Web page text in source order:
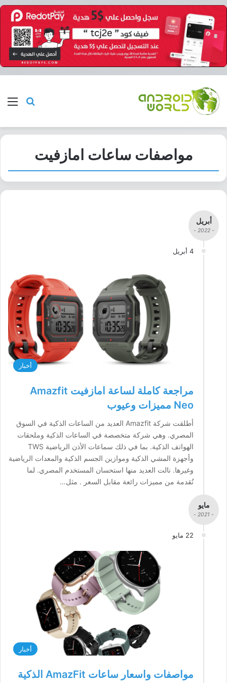
بحث
مواصفات ساعات امازفيت
أبريل
- 2022 -
4 أبريل
أخبار
مراجعة كاملة لساعة امازفيت Amazfit
Neo مميزات وعيوب
أطلقت شركة Amazfit العديد من الساعات الذكية في السوق
المصري. وهي شركة متخصصة في الساعات الذكية وملحقات
الهواتف الذكية. بما في ذلك سماعات الأذن الرياضية TWS
وأجهزة المشي الذكية وموازين الجسم الذكية والمعدات الرياضية
وغيرها. نالت العديد منها استحسان المستخدم المصري. لما
تُقدمة من مميزات رائعة مقابل السعر . مثل…
مايو
- 2021 -
22 مايو
أخبار
مواصفات واسعار ساعات AmazFit الذكية